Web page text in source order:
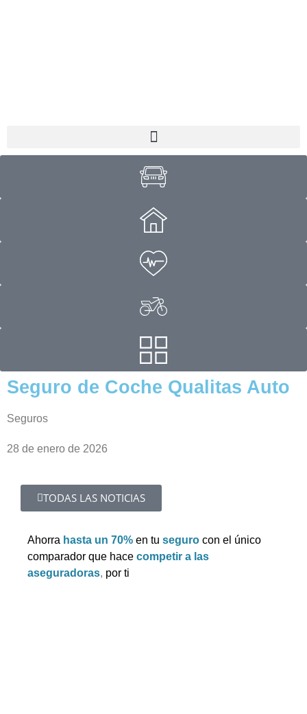
Seguro de Coche Qualitas Auto
Seguros
28 de enero de 2026
TODAS LAS NOTICIAS
Ahorra hasta un 70% en tu seguro con el único
comparador que hace competir a las
aseguradoras, por ti